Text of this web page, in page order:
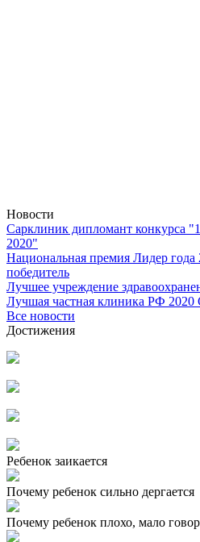
Новости
Сарклиник дипломант конкурса
2020"
Национальная премия Лидер
победитель
Лучшее учреждение
Лучшая частная клиника РФ 2020
Все новости
Достижения
Ребенок заикается
Почему ребенок сильно дергается
Почему ребенок плохо, мало